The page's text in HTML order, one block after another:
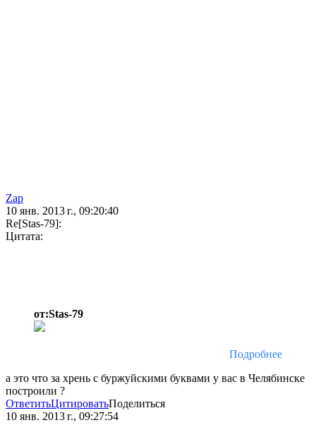
Zap
10 янв. 2013 г., 09:20:40
Re[Stas-79]:
Цитата:
от:Stas-79
Подробнее
а это что за хрень с буржуйскими буквами у вас в Челябинске
построили ?
ОтветитьЦитироватьПоделиться
10 янв. 2013 г., 09:27:54